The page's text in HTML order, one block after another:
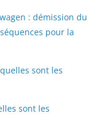
: démission du
pour la
sont les
sont les